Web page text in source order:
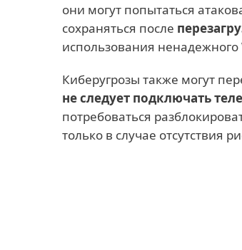
они могут попытаться
сохраняться после
использования ненадежного
Киберугрозы также могут
не следует подключать
потребоваться
только в случае отсутствия